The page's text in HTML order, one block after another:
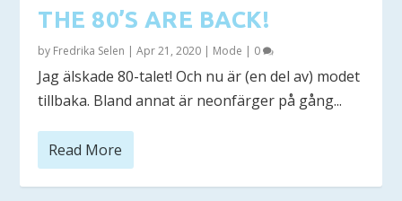
THE 80’S ARE BACK!
by Fredrika Selen |Apr 21, 2020 | Mode | 0
Jag älskade 80-talet! Och nu är (en del av) modet
tillbaka. Bland annat är neonfärger på gång...
Read More